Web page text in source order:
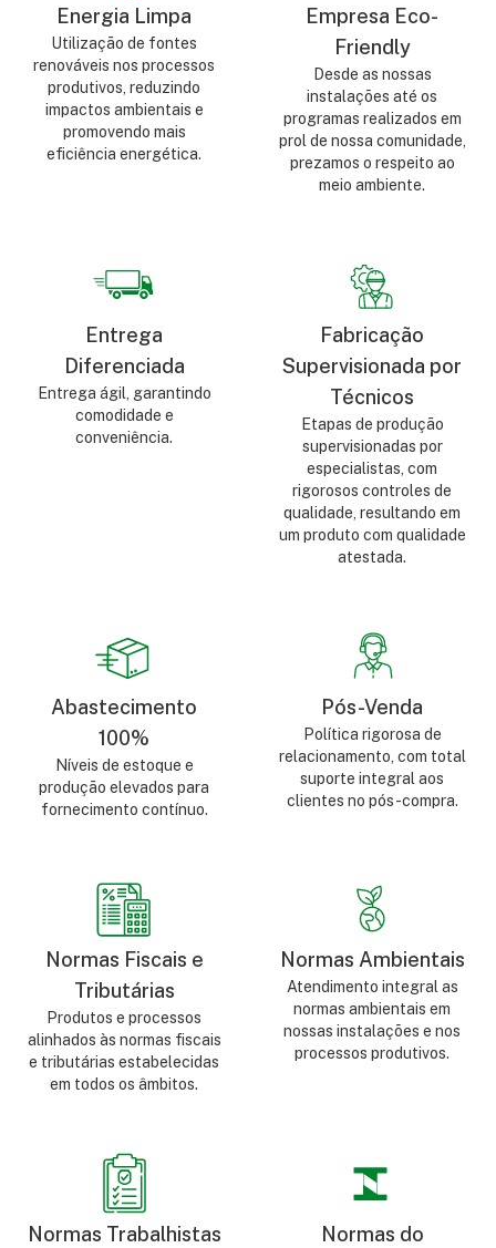
Energia Limpa
Utilização de fontes
renováveis nos processos
produtivos, reduzindo
impactos ambientais e
promovendo mais
eficiência energética.
Empresa Eco-
Friendly
Desde as nossas
instalações até os
programas realizados em
prol de nossa comunidade,
prezamos o respeito ao
meio ambiente.
Entrega
Diferenciada
Entrega ágil, garantindo
comodidade e
conveniência.
Fabricação
Supervisionada por
Técnicos
Etapas de produção
supervisionadas por
especialistas, com
rigorosos controles de
qualidade, resultando em
um produto com qualidade
atestada.
Abastecimento
100%
Níveis de estoque e
produção elevados para
fornecimento contínuo.
Pós-Venda
Política rigorosa de
relacionamento, com total
suporte integral aos
clientes no pós-compra.
Normas Fiscais e
Tributárias
Produtos e processos
alinhados às normas fiscais
e tributárias estabelecidas
em todos os âmbitos.
Normas Ambientais
Atendimento integral as
normas ambientais em
nossas instalações e nos
processos produtivos.
Normas Trabalhistas
Normas do